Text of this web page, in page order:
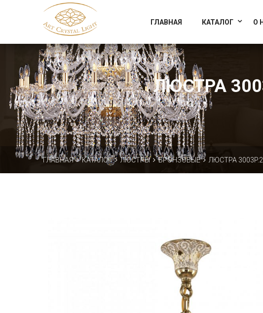
Официальный магазин фабрики Art Crystal Light
ГЛАВНАЯ КАТАЛОГ О
ЛЮСТРА
ГЛАВНАЯ КАТАЛОГ ЛЮСТРЫ БРОНЗОВЫЕ ЛЮСТРА